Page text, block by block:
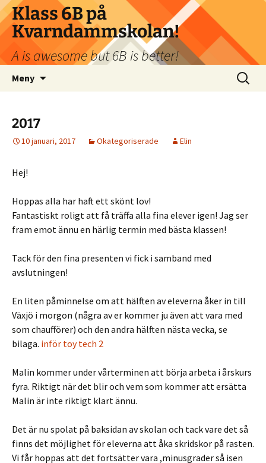
Klass 6B på
Kvarndammskolan!
A is awesome but 6B is better!
Meny
Sök
efter:
2017
10 januari, 2017 Okategoriserade Elin
Hej!
Hoppas alla har haft ett skönt lov!
Fantastiskt roligt att få träffa alla fina elever igen! Jag ser
fram emot ännu en härlig termin med bästa klassen!
Tack för den fina presenten vi fick i samband med
avslutningen!
En liten påminnelse om att hälften av eleverna åker in till
Växjö i morgon (några av er kommer ju även att vara med
som chaufförer) och den andra hälften nästa vecka, se
bilaga. inför toy tech 2
Malin kommer under vårterminen att börja arbeta i årskurs
fyra. Riktigt när det blir och vem som kommer att ersätta
Malin är inte riktigt klart ännu.
Det är nu spolat på baksidan av skolan och tack vare det så
finns det möjlighet för eleverna att åka skridskor på rasten.
Vi får hoppas att det fortsätter vara ,minusgrader så isen